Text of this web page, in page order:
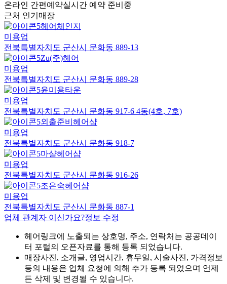
온라인 간편예약실시간 예약 준비중
근처 인기매장
헤어체인지
미용업
전북특별자치도 군산시 문화동 889-13
Zu(주)헤어
미용업
전북특별자치도 군산시 문화동 889-28
윤미용타운
미용업
전북특별자치도 군산시 문화동 917-6 4동(4호, 7호)
외출준비헤어샵
미용업
전북특별자치도 군산시 문화동 918-7
마샬헤어샵
미용업
전북특별자치도 군산시 문화동 916-26
조은숙헤어샵
미용업
전북특별자치도 군산시 문화동 887-1
업체 관계자 이신가요?정보 수정
헤어링크에 노출되는 상호명, 주소, 연락처는 공공데이
터 포털의 오픈자료를 통해 등록 되었습니다.
매장사진, 소개글, 영업시간, 휴무일, 시술사진, 가격정보
등의 내용은 업체 요청에 의해 추가 등록 되었으며 언제
든 삭제 및 변경될 수 있습니다.